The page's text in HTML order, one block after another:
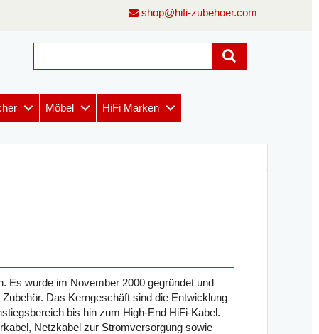
shop@hifi-zubehoer.com
Möbel HiFi Marken
Es wurde im November 2000 gegründet und
Das Kerngeschäft sind die Entwicklung
bis hin zum High-End HiFi-Kabel.
Netzkabel zur Stromversorgung sowie